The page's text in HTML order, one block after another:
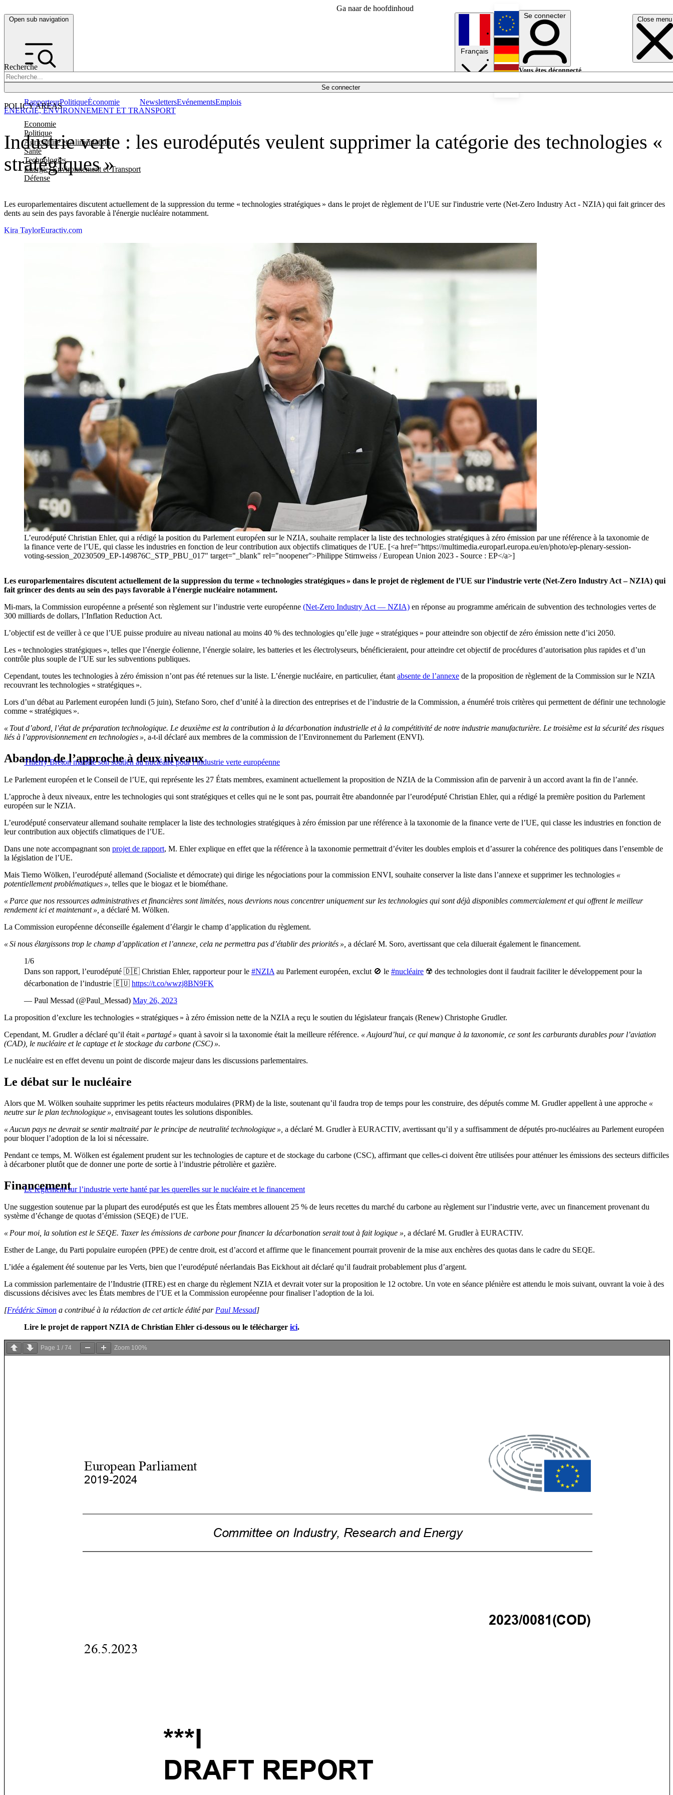
Ga naar de hoofdinhoud
Open sub navigation Close menu
Recherche
Se connecter
POLICY AREAS
Economie
Politique
Agriculture et Alimentation
Santé
Technologies
Energie, Environnement et Transport
Défense
RapporteurPolitiqueÉconomie NewslettersEvénementsEmplois
Français
English
Deutsch
Se connecter
Vous êtes déconnecté.
Industrie verte : les eurodéputés veulent supprimer la catégorie des technologies «
stratégiques »
Les europarlementaires discutent actuellement de la suppression du terme « technologies stratégiques » dans le projet de règlement de l’UE sur l'industrie verte (Net-Zero Industry Act - NZIA) qui fait grincer des
dents au sein des pays favorable à l'énergie nucléaire notamment.
ENERGIE, ENVIRONNEMENT ET TRANSPORT
Kira TaylorEuractiv.com
L’eurodéputé Christian Ehler, qui a rédigé la position du Parlement européen sur le NZIA, souhaite remplacer la liste des technologies stratégiques à zéro émission par une référence à la taxonomie de
la finance verte de l’UE, qui classe les industries en fonction de leur contribution aux objectifs climatiques de l’UE. [<a href="https://multimedia.europarl.europa.eu/en/photo/ep-plenary-session-
voting-session_20230509_EP-149876C_STP_PBU_017" target="_blank" rel="noopener">Philippe Stirnweiss / European Union 2023 - Source : EP</a>]
Les europarlementaires discutent actuellement de la suppression du terme « technologies stratégiques » dans le projet de règlement de l’UE sur l’industrie verte (Net-Zero Industry Act – NZIA) qui
fait grincer des dents au sein des pays favorable à l’énergie nucléaire notamment.
Mi-mars, la Commission européenne a présenté son règlement sur l’industrie verte européenne (Net-Zero Industry Act — NZIA) en réponse au programme américain de subvention des technologies vertes de
300 milliards de dollars, l’Inflation Reduction Act.
L’objectif est de veiller à ce que l’UE puisse produire au niveau national au moins 40 % des technologies qu’elle juge « stratégiques » pour atteindre son objectif de zéro émission nette d’ici 2050.
Les « technologies stratégiques », telles que l’énergie éolienne, l’énergie solaire, les batteries et les électrolyseurs, bénéficieraient, pour atteindre cet objectif de procédures d’autorisation plus rapides et d’un
contrôle plus souple de l’UE sur les subventions publiques.
Cependant, toutes les technologies à zéro émission n’ont pas été retenues sur la liste. L’énergie nucléaire, en particulier, étant absente de l’annexe de la proposition de règlement de la Commission sur le NZIA
recouvrant les technologies « stratégiques ».
Lors d’un débat au Parlement européen lundi (5 juin), Stefano Soro, chef d’unité à la direction des entreprises et de l’industrie de la Commission, a énuméré trois critères qui permettent de définir une technologie
comme « stratégiques ».
« Tout d’abord, l’état de préparation technologique. Le deuxième est la contribution à la décarbonation industrielle et à la compétitivité de notre industrie manufacturière. Le troisième est la sécurité des risques
liés à l’approvisionnement en technologies », a-t-il déclaré aux membres de la commission de l’Environnement du Parlement (ENVI).
Thierry Breton martèle son soutien au nucléaire pour l’industrie verte européenne
Abandon de l’approche à deux niveaux
Le Parlement européen et le Conseil de l’UE, qui représente les 27 États membres, examinent actuellement la proposition de NZIA de la Commission afin de parvenir à un accord avant la fin de l’année.
L’approche à deux niveaux, entre les technologies qui sont stratégiques et celles qui ne le sont pas, pourrait être abandonnée par l’eurodéputé Christian Ehler, qui a rédigé la première position du Parlement
européen sur le NZIA.
L’eurodéputé conservateur allemand souhaite remplacer la liste des technologies stratégiques à zéro émission par une référence à la taxonomie de la finance verte de l’UE, qui classe les industries en fonction de
leur contribution aux objectifs climatiques de l’UE.
Dans une note accompagnant son projet de rapport, M. Ehler explique en effet que la référence à la taxonomie permettrait d’éviter les doubles emplois et d’assurer la cohérence des politiques dans l’ensemble de
la législation de l’UE.
Mais Tiemo Wölken, l’eurodéputé allemand (Socialiste et démocrate) qui dirige les négociations pour la commission ENVI, souhaite conserver la liste dans l’annexe et supprimer les technologies «
potentiellement problématiques », telles que le biogaz et le biométhane.
« Parce que nos ressources administratives et financières sont limitées, nous devrions nous concentrer uniquement sur les technologies qui sont déjà disponibles commercialement et qui offrent le meilleur
rendement ici et maintenant », a déclaré M. Wölken.
La Commission européenne déconseille également d’élargir le champ d’application du règlement.
« Si nous élargissons trop le champ d’application et l’annexe, cela ne permettra pas d’établir des priorités », a déclaré M. Soro, avertissant que cela diluerait également le financement.
1/6
Dans son rapport, l’eurodéputé 🇩🇪 Christian Ehler, rapporteur pour le #NZIA au Parlement européen, exclut 🚫 le #nucléaire ☢️ des technologies dont il faudrait faciliter le développement pour la
décarbonation de l’industrie 🇪🇺 https://t.co/wwzj8BN9FK
— Paul Messad (@Paul_Messad) May 26, 2023
La proposition d’exclure les technologies « stratégiques » à zéro émission nette de la NZIA a reçu le soutien du législateur français (Renew) Christophe Grudler.
Cependant, M. Grudler a déclaré qu’il était « partagé » quant à savoir si la taxonomie était la meilleure référence. « Aujourd’hui, ce qui manque à la taxonomie, ce sont les carburants durables pour l’aviation
(CAD), le nucléaire et le captage et le stockage du carbone (CSC) ».
Le nucléaire est en effet devenu un point de discorde majeur dans les discussions parlementaires.
Le débat sur le nucléaire
Alors que M. Wölken souhaite supprimer les petits réacteurs modulaires (PRM) de la liste, soutenant qu’il faudra trop de temps pour les construire, des députés comme M. Grudler appellent à une approche «
neutre sur le plan technologique », envisageant toutes les solutions disponibles.
« Aucun pays ne devrait se sentir maltraité par le principe de neutralité technologique », a déclaré M. Grudler à EURACTIV, avertissant qu’il y a suffisamment de députés pro-nucléaires au Parlement européen
pour bloquer l’adoption de la loi si nécessaire.
Pendant ce temps, M. Wölken est également prudent sur les technologies de capture et de stockage du carbone (CSC), affirmant que celles-ci doivent être utilisées pour atténuer les émissions des secteurs difficiles
à décarboner plutôt que de donner une porte de sortie à l’industrie pétrolière et gazière.
Le règlement sur l’industrie verte hanté par les querelles sur le nucléaire et le financement
Financement
Une suggestion soutenue par la plupart des eurodéputés est que les États membres allouent 25 % de leurs recettes du marché du carbone au règlement sur l’industrie verte, avec un financement provenant du
système d’échange de quotas d’émission (SEQE) de l’UE.
« Pour moi, la solution est le SEQE. Taxer les émissions de carbone pour financer la décarbonation serait tout à fait logique », a déclaré M. Grudler à EURACTIV.
Esther de Lange, du Parti populaire européen (PPE) de centre droit, est d’accord et affirme que le financement pourrait provenir de la mise aux enchères des quotas dans le cadre du SEQE.
L’idée a également été soutenue par les Verts, bien que l’eurodéputé néerlandais Bas Eickhout ait déclaré qu’il faudrait probablement plus d’argent.
La commission parlementaire de l’Industrie (ITRE) est en charge du règlement NZIA et devrait voter sur la proposition le 12 octobre. Un vote en séance plénière est attendu le mois suivant, ouvrant la voie à des
discussions décisives avec les États membres de l’UE et la Commission européenne pour finaliser l’adoption de la loi.
[Frédéric Simon a contribué à la rédaction de cet article édité par Paul Messad]
Lire le projet de rapport NZIA de Christian Ehler ci-dessous ou le télécharger ici.
Page 1 / 74 Zoom 100%